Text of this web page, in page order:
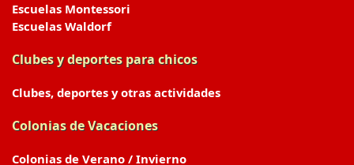
Escuelas Montessori
Escuelas Waldorf
Clubes y deportes para chicos
Clubes, deportes y otras actividades
Colonias de Vacaciones
Colonias de Verano / Invierno